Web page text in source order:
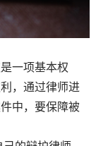
一项基本权
，通过律师进
中，要保障被